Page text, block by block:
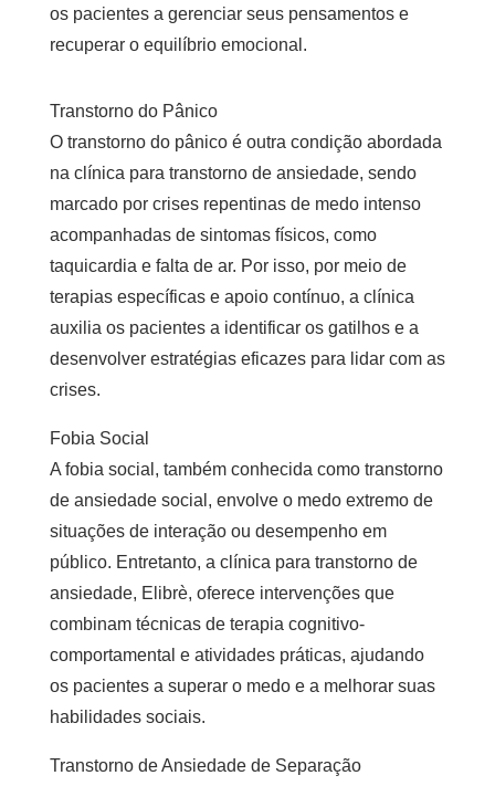
os pacientes a gerenciar seus pensamentos e
recuperar o equilíbrio emocional.
Transtorno do Pânico
O transtorno do pânico é outra condição abordada
na clínica para transtorno de ansiedade, sendo
marcado por crises repentinas de medo intenso
acompanhadas de sintomas físicos, como
taquicardia e falta de ar. Por isso, por meio de
terapias específicas e apoio contínuo, a clínica
auxilia os pacientes a identificar os gatilhos e a
desenvolver estratégias eficazes para lidar com as
crises.
Fobia Social
A fobia social, também conhecida como transtorno
de ansiedade social, envolve o medo extremo de
situações de interação ou desempenho em
público. Entretanto, a clínica para transtorno de
ansiedade, Elibrè, oferece intervenções que
combinam técnicas de terapia cognitivo-
comportamental e atividades práticas, ajudando
os pacientes a superar o medo e a melhorar suas
habilidades sociais.
Transtorno de Ansiedade de Separação